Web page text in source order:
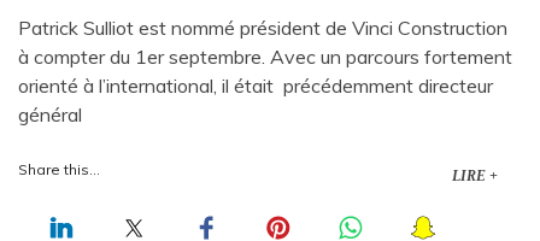
Patrick Sulliot est nommé président de Vinci Construction
à compter du 1er septembre. Avec un parcours fortement
orienté à l’international, il était précédemment directeur
général
Share this... LIRE +